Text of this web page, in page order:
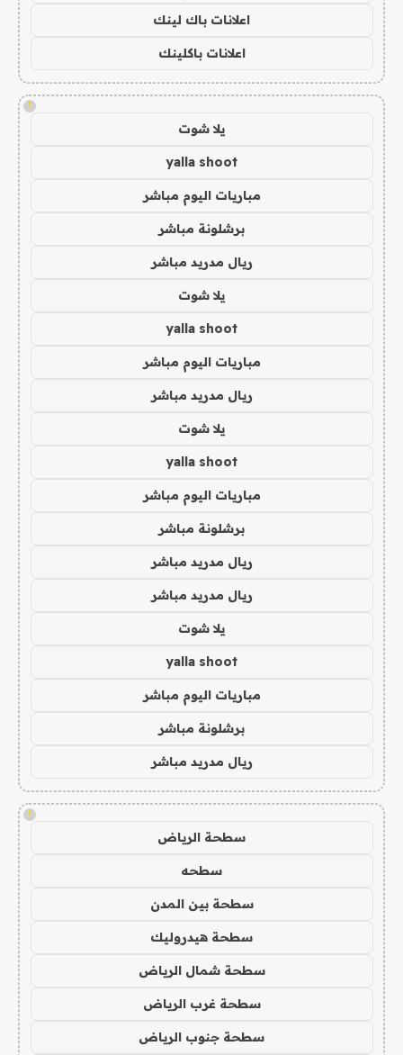
اعلانات باك لينك
اعلانات باكلينك
!
يلا شوت
yalla shoot
مباريات اليوم مباشر
برشلونة مباشر
ريال مدريد مباشر
يلا شوت
yalla shoot
مباريات اليوم مباشر
ريال مدريد مباشر
يلا شوت
yalla shoot
مباريات اليوم مباشر
برشلونة مباشر
ريال مدريد مباشر
ريال مدريد مباشر
يلا شوت
yalla shoot
مباريات اليوم مباشر
برشلونة مباشر
ريال مدريد مباشر
!
سطحة الرياض
سطحه
سطحة بين المدن
سطحة هيدروليك
سطحة شمال الرياض
سطحة غرب الرياض
سطحة جنوب الرياض